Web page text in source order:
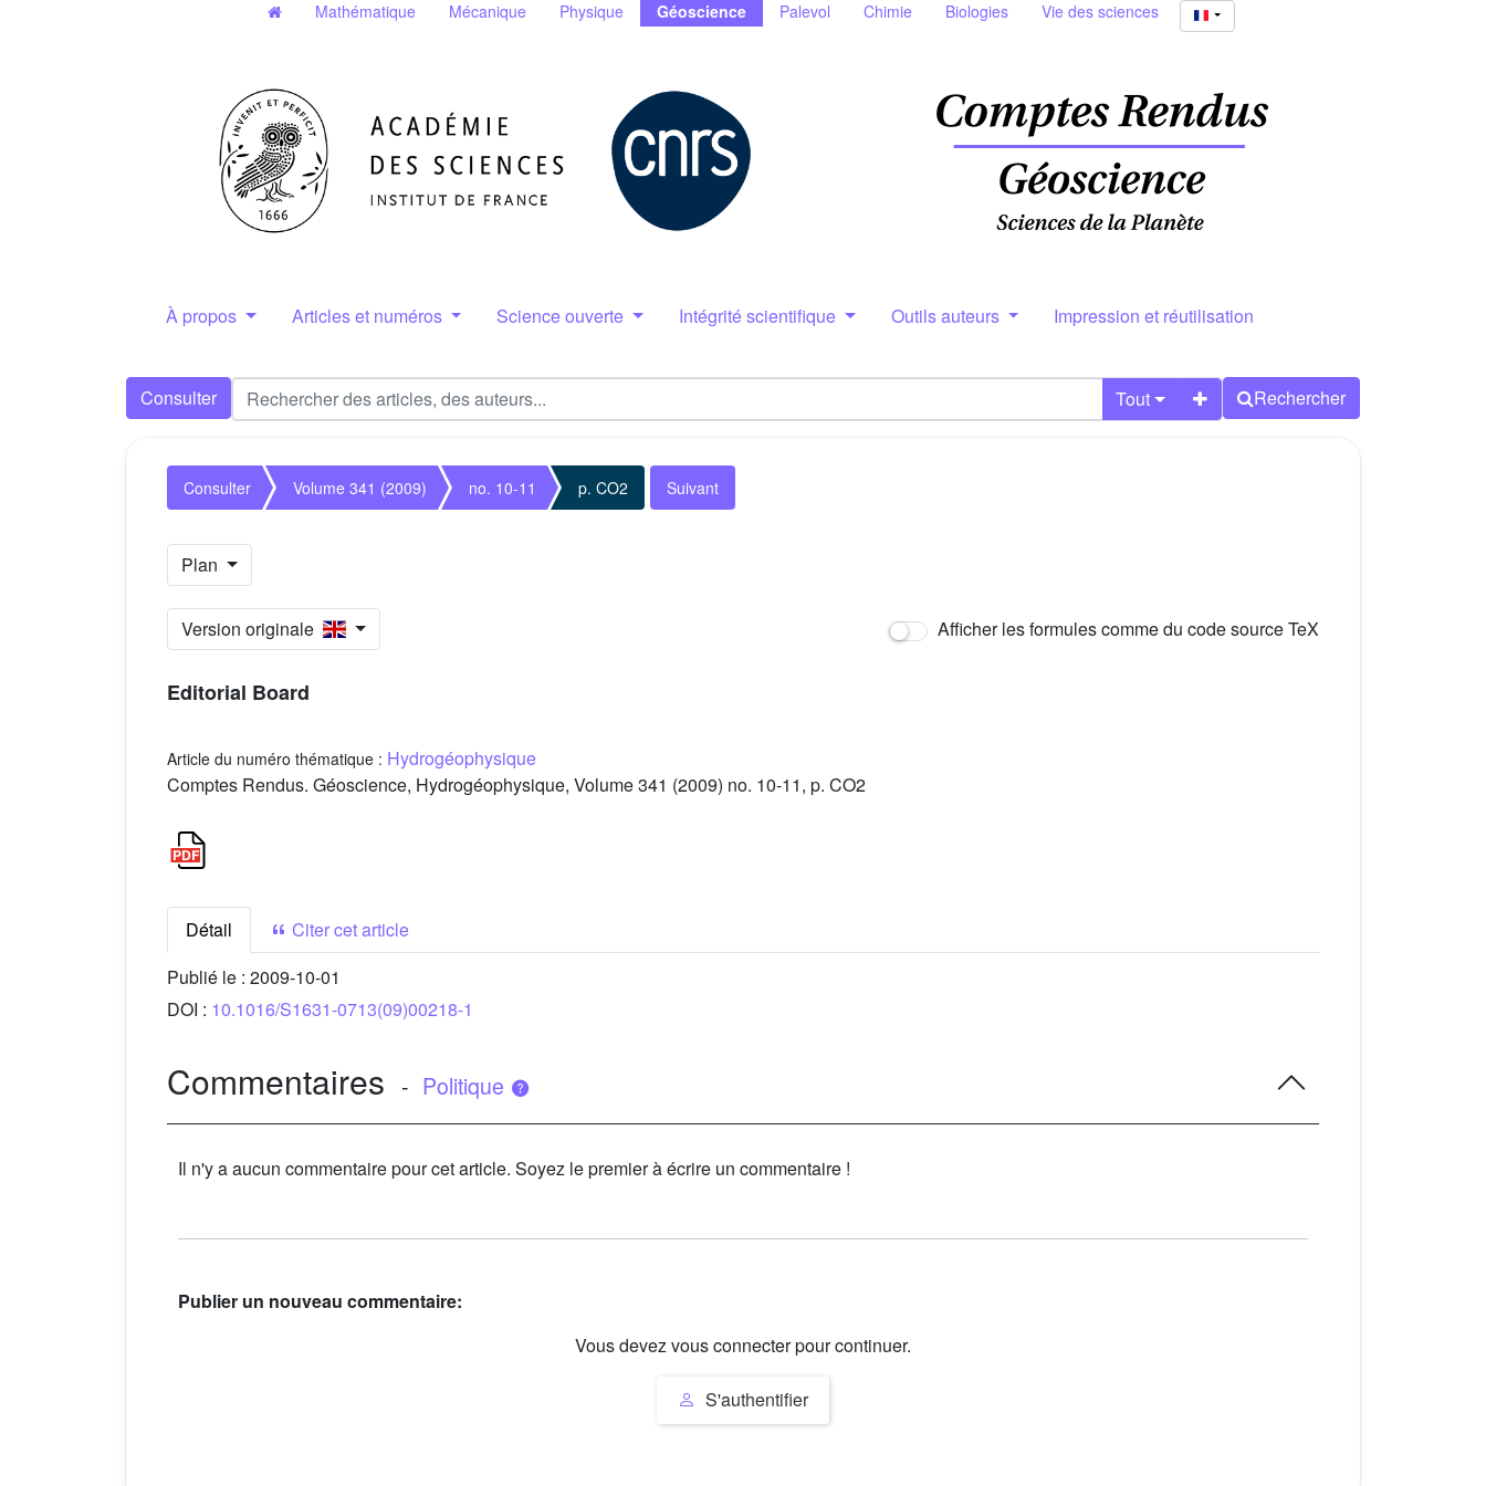
Mathématique Mécanique Physique Géoscience Palevol Chimie Biologies Vie des sciences
À propos Articles et numéros Science ouverte Intégrité scientifique Outils auteurs Impression et réutilisation
Consulter Tout Rechercher
Consulter Volume 341 (2009) no. 10-11 p. CO2 Suivant
Plan
Version originale Afficher les formules comme du code source TeX
Editorial Board
Article du numéro thématique : Hydrogéophysique
Comptes Rendus. Géoscience, Hydrogéophysique, Volume 341 (2009) no. 10-11, p. CO2
Détail
Citer cet article
Publié le : 2009-10-01
DOI : 10.1016/S1631-0713(09)00218-1
Commentaires - Politique
Il n'y a aucun commentaire pour cet article. Soyez le premier à écrire un commentaire !
Publier un nouveau commentaire:
Vous devez vous connecter pour continuer.
S'authentifier